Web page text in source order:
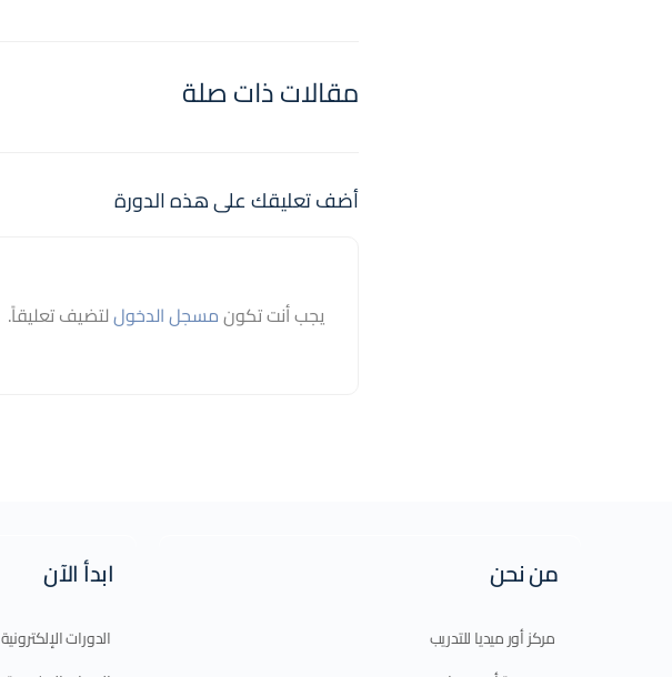
مقالات ذات صلة
أضف تعليقك على هذه الدورة
يجب أنت تكونمسجل الدخوللتضيف تعليقاً.
من نحن
مركز أور ميديا للتدريب
ابدأ الآن
الدورات الإلكترونية